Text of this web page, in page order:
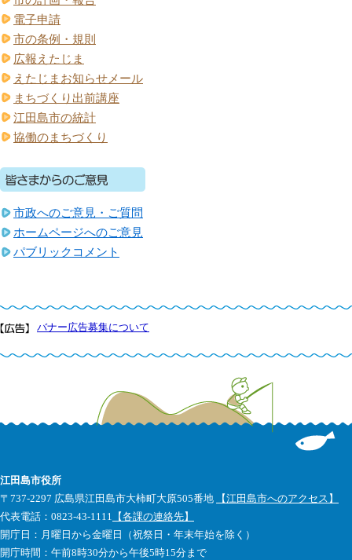
電子申請
市の条例・規則
広報えたじま
えたじまお知らせメール
まちづくり出前講座
江田島市の統計
協働のまちづくり
市政へのご意見・ご質問
ホームページへのご意見
パブリックコメント
バナー広告募集について
江田島市役所
〒737-2297 広島県江田島市大柿町大原505番地
【江田島市へのアクセス】
代表電話：0823-43-1111 【各課の連絡先】
開庁日：月曜日から金曜日（祝祭日・年末年始を除く）
開庁時間：午前8時30分から午後5時15分まで